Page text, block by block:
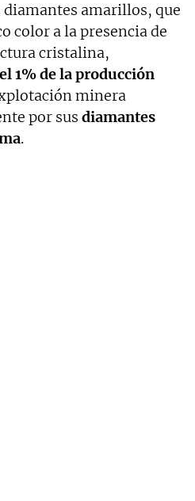
amarillos, que
color a la presencia de
cristalina,
1% de la producción
minera
por sus diamantes
.